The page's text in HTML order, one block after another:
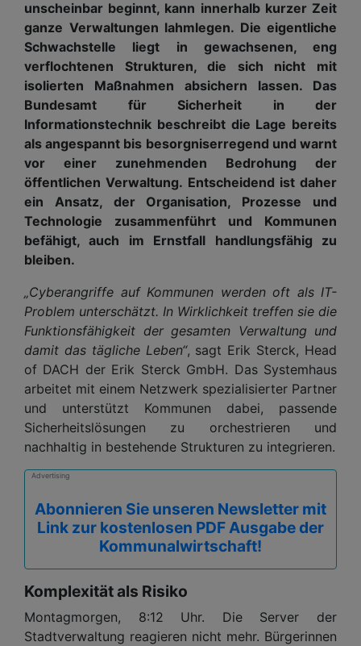
unscheinbar beginnt, kann innerhalb kurzer Zeit
ganze Verwaltungen lahmlegen. Die eigentliche
Schwachstelle liegt in gewachsenen, eng
verflochtenen Strukturen, die sich nicht mit
isolierten Maßnahmen absichern lassen. Das
Bundesamt für Sicherheit in der
Informationstechnik beschreibt die Lage bereits
als angespannt bis besorgniserregend und warnt
vor einer zunehmenden Bedrohung der
öffentlichen Verwaltung. Entscheidend ist daher
ein Ansatz, der Organisation, Prozesse und
Technologie zusammenführt und Kommunen
befähigt, auch im Ernstfall handlungsfähig zu
bleiben.
„Cyberangriffe auf Kommunen werden oft als IT-
Problem unterschätzt. In Wirklichkeit treffen sie die
Funktionsfähigkeit der gesamten Verwaltung und
damit das tägliche Leben“, sagt Erik Sterck, Head
of DACH der Erik Sterck GmbH. Das Systemhaus
arbeitet mit einem Netzwerk spezialisierter Partner
und unterstützt Kommunen dabei, passende
Sicherheitslösungen zu orchestrieren und
nachhaltig in bestehende Strukturen zu integrieren.
Advertising
Abonnieren Sie unseren Newsletter mit
Link zur kostenlosen PDF Ausgabe der
Kommunalwirtschaft!
Komplexität als Risiko
Montagmorgen, 8:12 Uhr. Die Server der
Stadtverwaltung reagieren nicht mehr. Bürgerinnen